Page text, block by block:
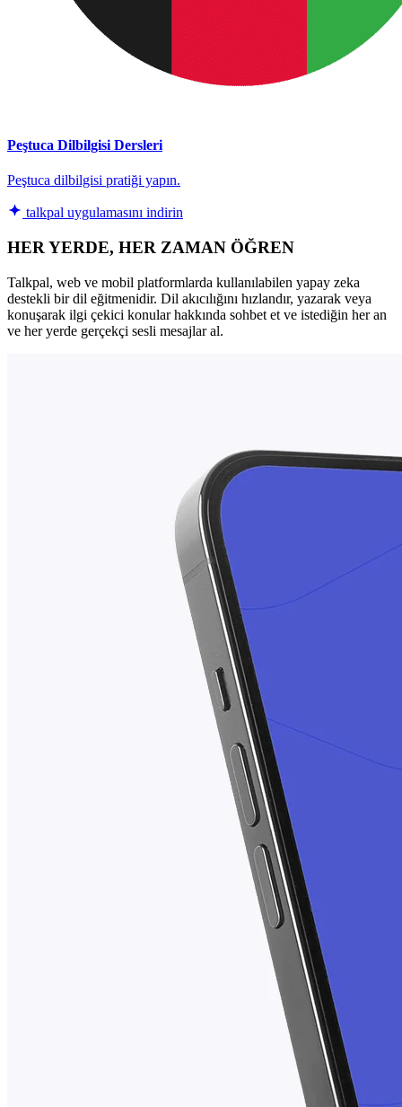
Peştuca Dilbilgisi Dersleri
Peştuca dilbilgisi pratiği yapın.
talkpal uygulamasını indirin
HER YERDE, HER ZAMAN ÖĞREN
Talkpal, web ve mobil platformlarda kullanılabilen yapay zeka
destekli bir dil eğitmenidir. Dil akıcılığını hızlandır, yazarak veya
konuşarak ilgi çekici konular hakkında sohbet et ve istediğin her an
ve her yerde gerçekçi sesli mesajlar al.